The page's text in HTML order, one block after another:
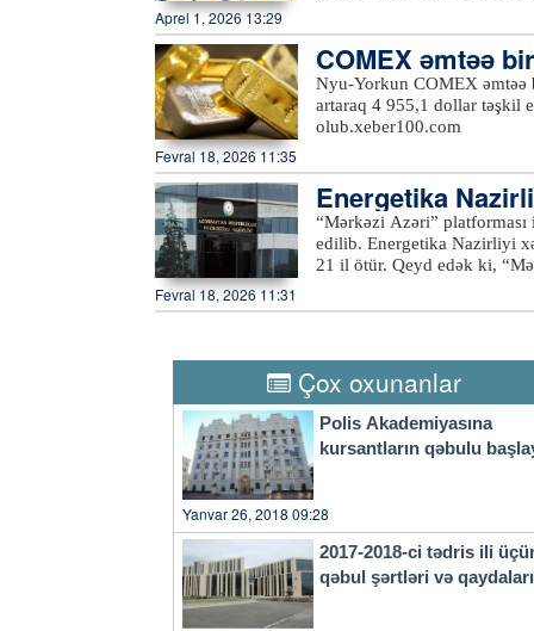
üzvləri fevralda dünya
həcmi 21,57 milyon barelə
Tələbin artması təklifin isə
Sudan, Nigeriya kimi
üstələyə bilmirlər. Bu
həcmli hasilatları da yoxdur. Daha çox ixrac itkisinə məruz qalan Küveyt, Səudiyyə
azaldığını göstərir. Razılaşmaya görə, OPEC ölkələri 2026-cı ilin birinci kvartalının sonuna
kimi hasilatı
Aprel 1, 2026 13:29
COMEX əmtəə
məti 49,2 dollar
Nyu-Yorkun COMEX əmtəə
artaraq 4 955,1 dollar təşkil
olub.xeber100.com
Fevral 18, 2026 11:35
Energetika
7 milyon ton neft
“Mərkəzi Azəri”
edilib. Energetika Nazirliyi xəbər verir ki, platformanın ilk neft hasilatına başlanılmasından
21 il ötür. Qeyd edək ki, “Mərkəzi Azəri” hasilat, qazma və yaşayış platforması ona körpü ilə
böyük dəniz
Fevral 18, 2026 11:31
Çox oxunanlar
Polis Akademiyasına
kursantların qəbulu
Yanvar 26, 2018 09:28
2017-2018-ci tədris ili
qəbul şərtləri və